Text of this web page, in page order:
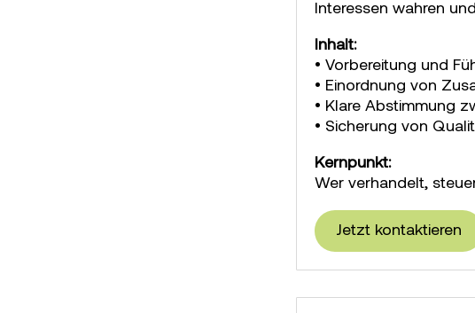
Interessen wahren
Inhalt:
• Vorbereitung und
• Einordnung von
• Klare Abstimmung
• Sicherung von
Kernpunkt:
Wer verhandelt,
Jetzt kontaktieren